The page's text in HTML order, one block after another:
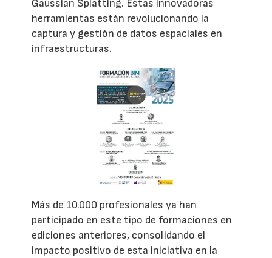
Gaussian Splatting. Estas innovadoras
herramientas están revolucionando la
captura y gestión de datos espaciales en
infraestructuras.
Más de 10.000 profesionales ya han
participado en este tipo de formaciones en
ediciones anteriores, consolidando el
impacto positivo de esta iniciativa en la